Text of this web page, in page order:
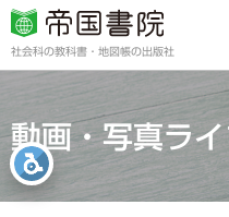
社会科の教科書・地図帳の出版社
動画・写真ラ